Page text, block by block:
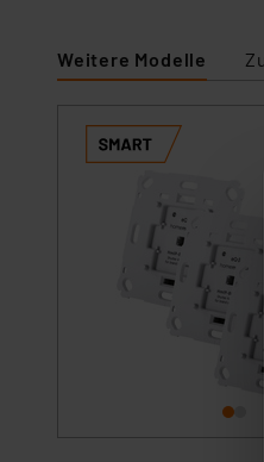
Weitere Modelle